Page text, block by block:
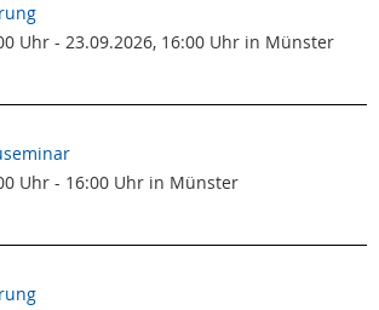
Uhr - 23.09.2026, 16:00 Uhr in Münster
Uhr - 16:00 Uhr in Münster